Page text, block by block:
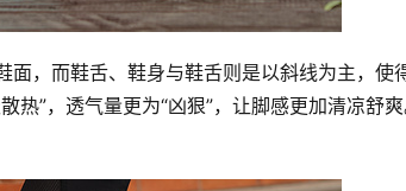
，而鞋舌、鞋身与鞋舌则是以斜线为主，使
热”，透气量更为“凶狠”，让脚感更加清凉舒